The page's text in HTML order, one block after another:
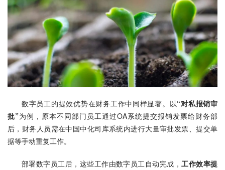
数字员工的提效优势在财务工作中同样显著。以“对私报销审
批”为例，原本不同部门员工通过OA系统提交报销发票给财务部
后，财务人员需在中国中化司库系统内进行大量审批发票、提交单
据等手动重复工作。
部署数字员工后，这些工作由数字员工自动完成，工作效率提